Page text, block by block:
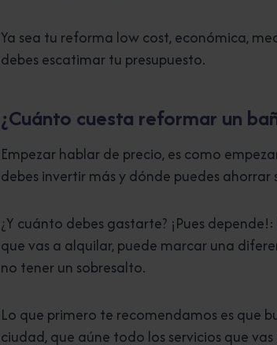
Ya sea tu reforma low cost, económica,
debes escatimar tu presupuesto.
¿Cuánto cuesta reformar un
Empezar hablar de precio, es como
debes invertir más y dónde puedes
¿Y cuánto debes gastarte? ¡Pues
que vas a alquilar, puede marcar una
no tener un sobresalto.
Lo que primero te recomendamos es que
ciudad, que aúne todo los servicios que